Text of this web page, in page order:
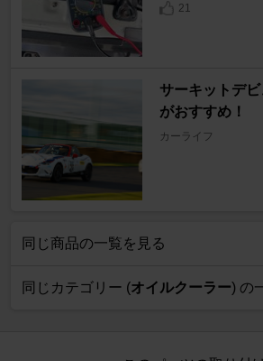
21
サーキットデ
がおすすめ！
カーライフ
同じ商品の一覧を見る
同じカテゴリー (オイルクーラー) の